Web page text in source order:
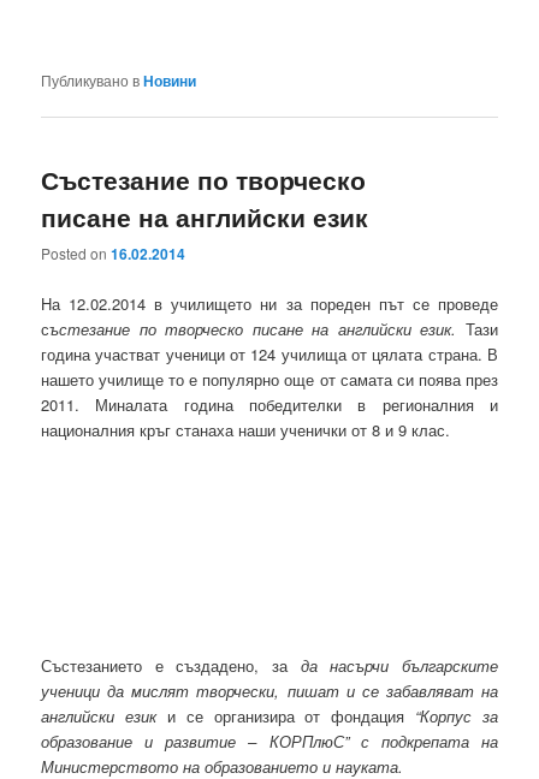
Публикувано вНовини
Състезание по творческо
писане на английски език
Posted on16.02.2014
На 12.02.2014 в училището ни за пореден път се проведе
състезание по творческо писане на английски език. Тази
година участват ученици от 124 училища от цялата страна. В
нашето училище то е популярно още от самата си поява през
2011. Миналата година победителки в регионалния и
националния кръг станаха наши ученички от 8 и 9 клас.
Състезанието е създадено, за да насърчи българските
ученици да мислят творчески, пишат и се забавляват на
английски езики се организира от фондация “Корпус за
образование и развитие – КОРПлюС” с подкрепата на
Министерството на образованието и науката.